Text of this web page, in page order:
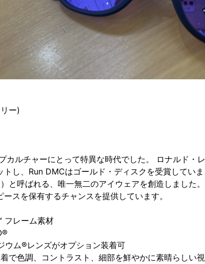
ー)
カルチャーにとって特異な時代でした。 ロナルド・
トし、Run DMCはゴールド・ディスクを受賞してい
と呼ばれる、唯一無二のアイウェアを創造しました
スを保有するチャンスを提供しています。
フレーム素材
ウム®レンズがオプション装着可
で色調、コントラスト、細部を鮮やかに素晴らしい